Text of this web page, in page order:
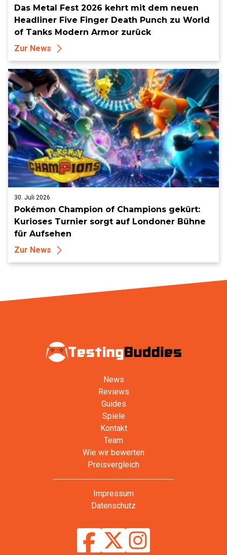
Das Metal Fest 2026 kehrt mit dem neuen
Headliner Five Finger Death Punch zu World
of Tanks Modern Armor zurück
Zur News
30. Juli 2026
Pokémon Champion of Champions gekürt:
Kurioses Turnier sorgt auf Londoner Bühne
für Aufsehen
Zur News
News
Reviews
Guides
Spiele
Kontakt
Team
Wie wir bewerten
Preisvergleich
Impressum
Datenschutz